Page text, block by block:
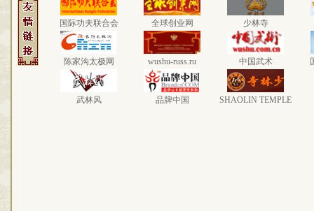
国际功夫联合会 全球创业网 少林寺
陈家沟太极网 wushu-russ.ru 中国武术
武林风 品牌中国 SHAOLIN TEMPLE